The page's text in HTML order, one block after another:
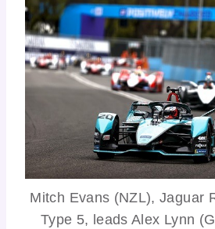
Mitch Evans (NZL), Jaguar
Type 5, leads Alex Lynn